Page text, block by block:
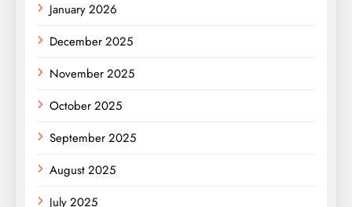
January 2026
December 2025
November 2025
October 2025
September 2025
August 2025
July 2025